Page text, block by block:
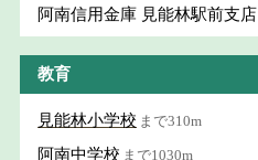
阿南信用金庫 見能林駅前支店
教育
見能林小学校 まで310m
阿南中学校 まで1030m